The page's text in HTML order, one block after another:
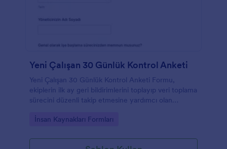
Yeni Çalışan 30 Günlük Kontrol Anketi
Yeni Çalışan 30 Günlük Kontrol Anketi Formu,
ekiplerin ilk ay geri bildirimlerini toplayıp veri toplama
sürecini düzenli takip etmesine yardımcı olan
Go to Category:
İnsan Kaynakları Formları